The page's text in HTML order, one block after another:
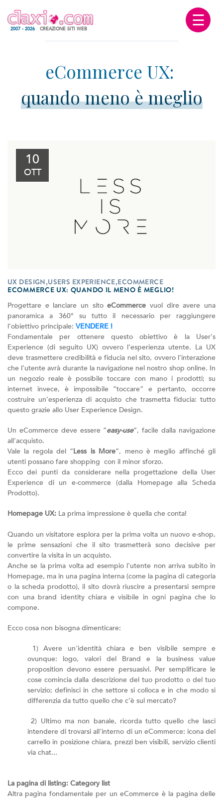
2007 - 2026 CREAZIONE SITI WEB ☰
quando meno è meglio
10
OTT
UX DESIGN,USERS EXPERIENCE,ECOMMERCE
ECOMMERCE UX: QUANDO IL MENO È MEGLIO!
Progettare e lanciare un sitoeCommerce vuol dire avere una
panoramica a 360° su tutto il necessario per raggiungere
l’obiettivo principale: VENDERE !
Fondamentale per ottenere questo obiettivo è la User's
Experience (di seguito UX) ovvero l’esperienza utente. La UX
deve trasmettere credibilità e fiducia nel sito, ovvero l’interazione
che l’utente avrà durante la navigazione nel nostro shop online. In
un negozio reale è possibile toccare con mano i prodotti; su
internet invece, è impossibile “toccare” e pertanto, occorre
costruire un’esperienza di acquisto che trasmetta fiducia: tutto
questo grazie allo User Experience Design.
Un eCommerce deve essere “easy-use”, facile dalla navigazione
all'acquisto.
Vale la regola del “Less is More”, meno è meglio affinché gli
utenti possano fare shopping con il minor sforzo.
Ecco dei punti da considerare nella progettazione della User
Experience di un e-commerce (dalla Homepage alla Scheda
Prodotto).
Homepage UX: La prima impressione è quella che conta!
Quando un visitatore esplora per la prima volta un nuovo e-shop,
le prime sensazioni che il sito trasmetterà sono decisive per
convertire la visita in un acquisto.
Anche se la prima volta ad esempio l'utente non arriva subito in
Homepage, ma in una pagina interna (come la pagina di categoria
o la scheda prodotto), il sito dovrà riuscire a presentarsi sempre
con una brand identity chiara e visibile in ogni pagina che lo
compone.
Ecco cosa non bisogna dimenticare:
1) Avere un'identità chiara e ben visibile sempre e
ovunque: logo, valori del Brand e la business value
proposition devono essere persuasivi. Per semplificare le
cose comincia dalla descrizione del tuo prodotto o del tuo
servizio; definisci in che settore si colloca e in che modo si
differenzia da tutto quello che c’è sul mercato?
2) Ultimo ma non banale, ricorda tutto quello che lasci
intendere di trovarsi all'interno di un eCommerce: icona del
carrello in posizione chiara, prezzi ben visibili, servizio clienti
via chat...
La pagina di listing: Category list
Altra pagina fondamentale per un eCommerce è la pagina delle